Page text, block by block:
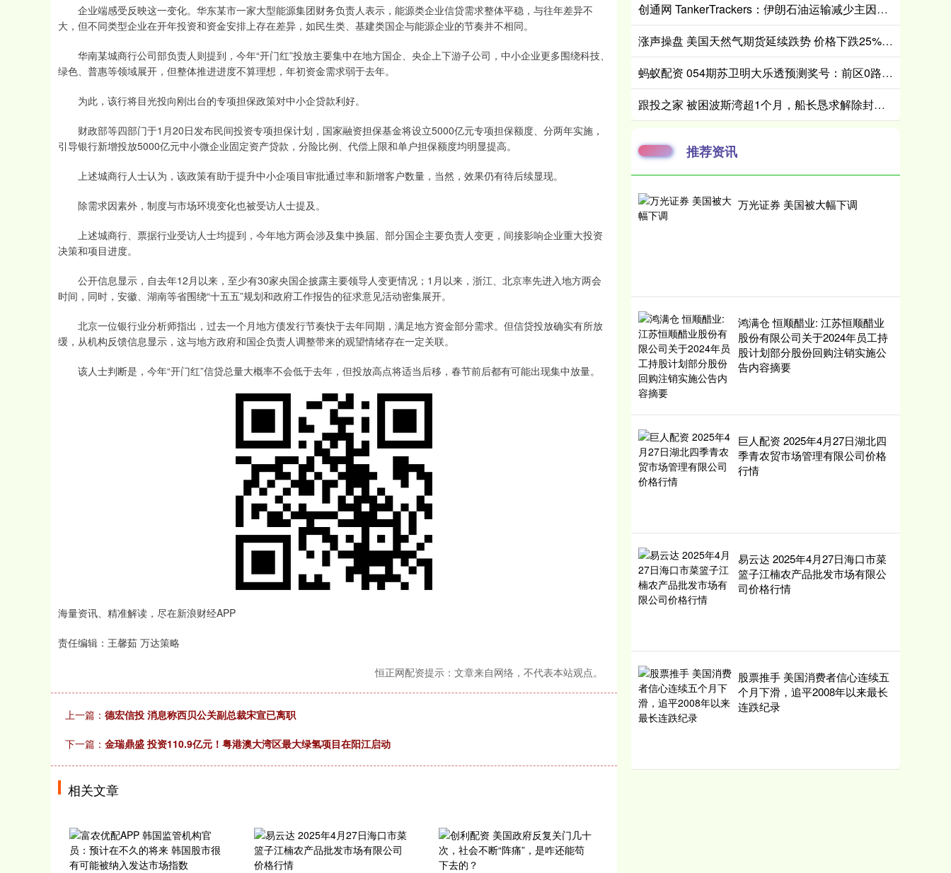
企业端感受反映这一变化。华东某市一家大型能源集团财务负责人表示，能源类企业信贷需求整体平稳，与往年差异不
大，但不同类型企业在开年投资和资金安排上存在差异，如民生类、基建类国企与能源企业的节奏并不相同。
华南某城商行公司部负责人则提到，今年“开门红”投放主要集中在地方国企、央企上下游子公司，中小企业更多围绕科技、
绿色、普惠等领域展开，但整体推进进度不算理想，年初资金需求弱于去年。
为此，该行将目光投向刚出台的专项担保政策对中小企贷款利好。
财政部等四部门于1月20日发布民间投资专项担保计划，国家融资担保基金将设立5000亿元专项担保额度、分两年实施，
引导银行新增投放5000亿元中小微企业固定资产贷款，分险比例、代偿上限和单户担保额度均明显提高。
上述城商行人士认为，该政策有助于提升中小企项目审批通过率和新增客户数量，当然，效果仍有待后续显现。
除需求因素外，制度与市场环境变化也被受访人士提及。
上述城商行、票据行业受访人士均提到，今年地方两会涉及集中换届、部分国企主要负责人变更，间接影响企业重大投资
决策和项目进度。
公开信息显示，自去年12月以来，至少有30家央国企披露主要领导人变更情况；1月以来，浙江、北京率先进入地方两会
时间，同时，安徽、湖南等省围绕“十五五”规划和政府工作报告的征求意见活动密集展开。
北京一位银行业分析师指出，过去一个月地方债发行节奏快于去年同期，满足地方资金部分需求。但信贷投放确实有所放
缓，从机构反馈信息显示，这与地方政府和国企负责人调整带来的观望情绪存在一定关联。
该人士判断是，今年“开门红”信贷总量大概率不会低于去年，但投放高点将适当后移，春节前后都有可能出现集中放量。
海量资讯、精准解读，尽在新浪财经APP
责任编辑：王馨茹 万达策略
恒正网配资提示：文章来自网络，不代表本站观点。
上一篇： 德宏信投 消息称西贝公关副总裁宋宣已离职
下一篇： 金瑞鼎盛 投资110.9亿元！粤港澳大湾区最大绿氢项目在阳江启动
相关文章
创通网 TankerTrackers：伊朗石油运输减少主因可能是泄漏事故 而非美国封锁
涨声操盘 美国天然气期货延续跌势 价格下跌25%至两周低点
蚂蚁配资 054期苏卫明大乐透预测奖号：前区0路分析
跟投之家 被困波斯湾超1个月，船长恳求解除封锁：我们只是海员，不是士兵
推荐资讯
万光证券 美国被大幅下调
鸿满仓 恒顺醋业: 江苏恒顺醋业
股份有限公司关于2024年员工持
股计划部分股份回购注销实施公
告内容摘要
巨人配资 2025年4月27日湖北四
季青农贸市场管理有限公司价格
行情
易云达 2025年4月27日海口市菜
篮子江楠农产品批发市场有限公
司价格行情
股票推手 美国消费者信心连续五
个月下滑，追平2008年以来最长
连跌纪录